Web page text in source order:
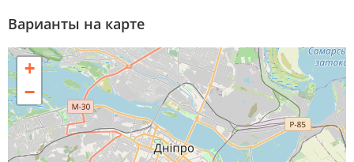
Варианты на карте
+
−